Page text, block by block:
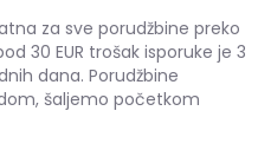
za sve porudžbine preko
30 EUR trošak isporuke je 3
dana. Porudžbine
šaljemo početkom